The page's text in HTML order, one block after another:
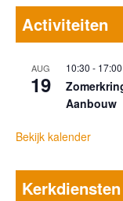
Activiteiten
AUG
19
10:30 - 17:00
Aanbouw
Bekijk kalender
Kerkdiensten